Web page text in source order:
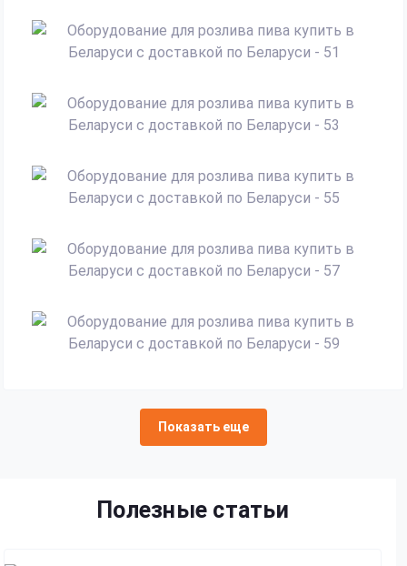
Показать еще
Полезные статьи